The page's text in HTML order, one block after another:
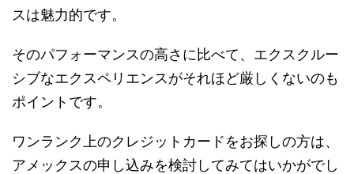
スは魅力的です。
そのパフォーマンスの高さに比べて、エクスクルー
シブなエクスペリエンスがそれほど厳しくないのも
ポイントです。
ワンランク上のクレジットカードをお探しの方は、
アメックスの申し込みを検討してみてはいかがでし